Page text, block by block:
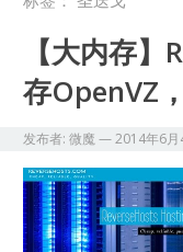
【大内存
存OpenVZ
发布者:微魔—2014年6月